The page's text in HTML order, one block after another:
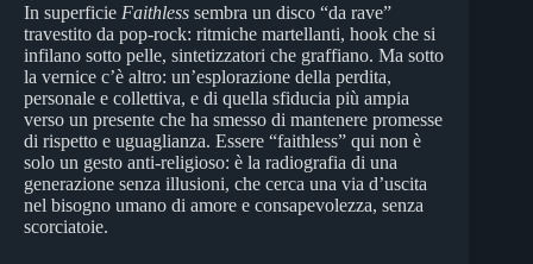
In superficie Faithless sembra un disco “da rave”
travestito da pop-rock: ritmiche martellanti, hook che si
infilano sotto pelle, sintetizzatori che graffiano. Ma sotto
la vernice c’è altro: un’esplorazione della perdita,
personale e collettiva, e di quella sfiducia più ampia
verso un presente che ha smesso di mantenere promesse
di rispetto e uguaglianza. Essere “faithless” qui non è
solo un gesto anti-religioso: è la radiografia di una
generazione senza illusioni, che cerca una via d’uscita
nel bisogno umano di amore e consapevolezza, senza
scorciatoie.